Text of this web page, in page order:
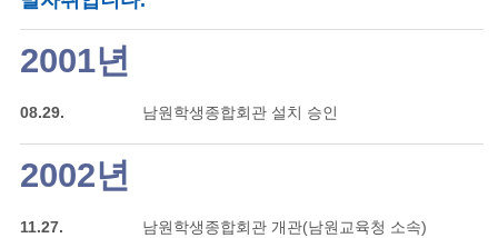
2001년
08.29. 남원학생종합회관 설치 승인
2002년
11.27.
남원학생종합회관 개관(남원교육청 소속)